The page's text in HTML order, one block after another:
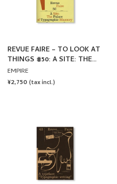
REVUE FAIRE – TO LOOK AT
THINGS #50: A SITE: THE
PALACE OF TYPOGRAPHIC
MASONRY
EMPIRE
REGULAR
¥2,750 (tax incl.)